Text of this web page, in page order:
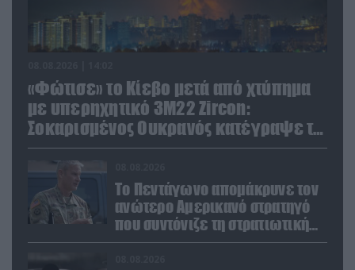
«Φώτισε» το Κίεβο μετά από χτύπημα
με υπερηχητικό 3M22 Zircon:
Σοκαρισμένος Ουκρανός κατέγραψε τη
στιγμή (βίντεο)
Το Πεντάγωνο απομάκρυνε τον
ανώτερο Αμερικανό στρατηγό
που συντόνιζε τη στρατιωτική
βοήθεια προς την Ουκρανία